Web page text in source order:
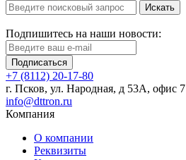
Искать
Подпишитесь на наши новости:
Подписаться
+7 (8112) 20-17-80
г. Псков, ул. Народная, д 53А, офис 7
info@dttron.ru
Компания
О компании
Реквизиты